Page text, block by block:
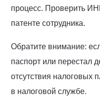
процесс. Проверить
патенте сотрудника.
Обратите внимание:
паспорт или перестал
отсутствия налоговых
в налоговой службе.